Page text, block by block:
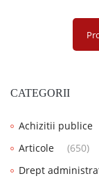
CATEGORII
Achizitii publice
Articole
(650)
Drept